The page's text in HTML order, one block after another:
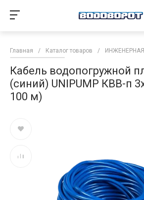
Главная / Каталог товаров /
Кабель водопогружной
(синий) UNIPUMP КВВ-п
100 м)